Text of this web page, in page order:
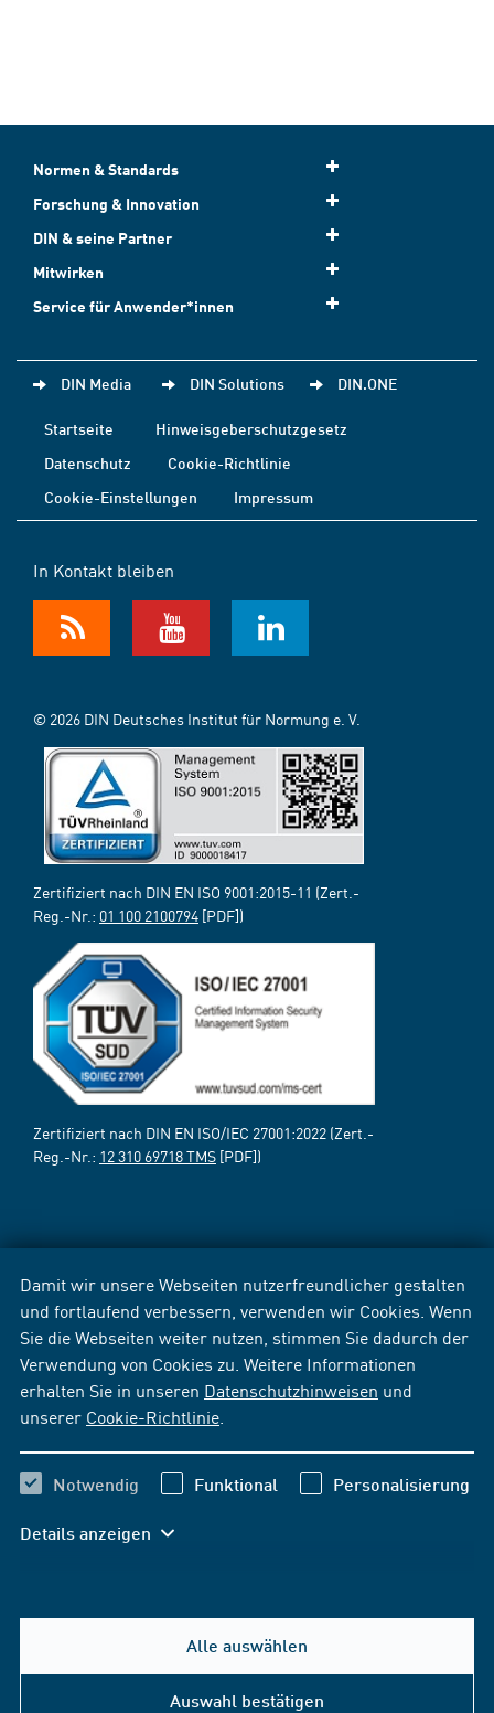
Damit wir unsere Webseiten nutzerfreundlicher gestalten
und fortlaufend verbessern, verwenden wir Cookies. Wenn
Sie die Webseiten weiter nutzen, stimmen Sie dadurch der
Verwendung von Cookies zu. Weitere Informationen
erhalten Sie in unseren Datenschutzhinweisen und
unserer Cookie-Richtlinie
Notwendig Funktional Personalisierung
Details anzeigen
Alle auswählen
Auswahl bestätigen
Normen & Standards
Forschung & Innovation
DIN & seine Partner
Mitwirken
Service für Anwender*innen
DIN Media DIN Solutions DIN.ONE
Startseite
Hinweisgeberschutzgesetz
Datenschutz
Cookie-Richtlinie
Cookie-Einstellungen
Impressum
In Kontakt bleiben
© 2026 DIN Deutsches Institut für Normung e. V.
Zertifiziert nach DIN EN ISO 9001:2015-11 (Zert.-
Reg.-Nr.: 01 100 2100794 [PDF])
Zertifiziert nach DIN EN ISO/IEC 27001:2022 (Zert.-
Reg.-Nr.: 12 310 69718 TMS [PDF])